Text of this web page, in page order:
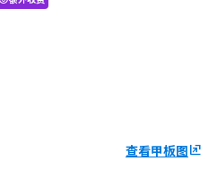
查看甲板图ungroup